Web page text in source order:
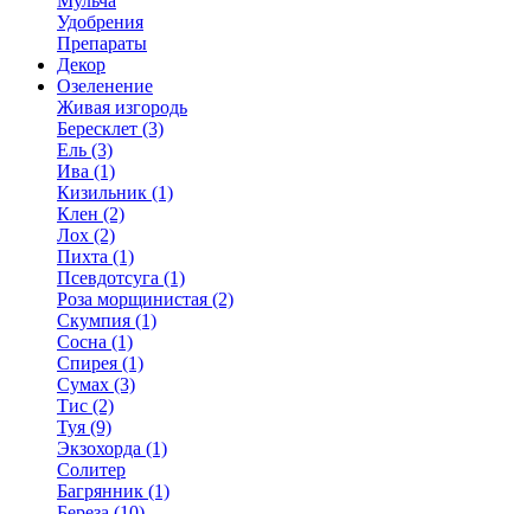
Удобрения
Препараты
Декор
Озеленение
Живая изгородь
Бересклет (3)
Ель (3)
Ива (1)
Кизильник (1)
Клен (2)
Лох (2)
Пихта (1)
Псевдотсуга (1)
Роза морщинистая (2)
Скумпия (1)
Сосна (1)
Спирея (1)
Сумах (3)
Тис (2)
Туя (9)
Экзохорда (1)
Солитер
Багрянник (1)